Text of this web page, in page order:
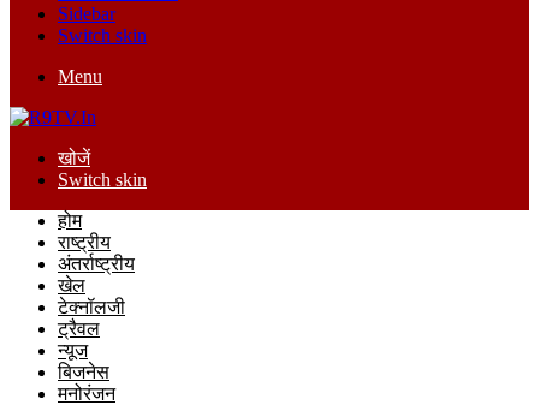
Sidebar
Switch skin
Menu
खोजें
Switch skin
होम
राष्ट्रीय
अंतर्राष्ट्रीय
खेल
टेक्नॉलजी
ट्रैवल
न्यूज
बिजनेस
मनोरंजन